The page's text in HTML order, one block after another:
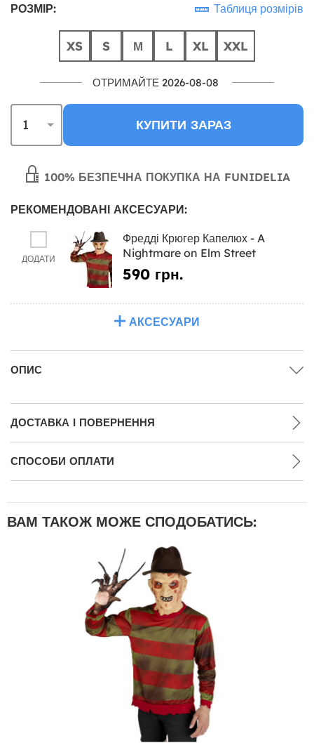
РОЗМІР: Таблиця розмірів
XS S М L XL XXL
ОТРИМАЙТЕ 2026-08-08
КУПИТИ ЗАРАЗ
100% БЕЗПЕЧНА ПОКУПКА НА FUNIDELIA
РЕКОМЕНДОВАНІ АКСЕСУАРИ:
ДОДАТИ
Фредді Крюгер Капелюх - A
Nightmare on Elm Street
590 грн.
АКСЕСУАРИ
ОПИС
ДОСТАВКА І ПОВЕРНЕННЯ
СПОСОБИ ОПЛАТИ
ВАМ ТАКОЖ МОЖЕ СПОДОБАТИСЬ: